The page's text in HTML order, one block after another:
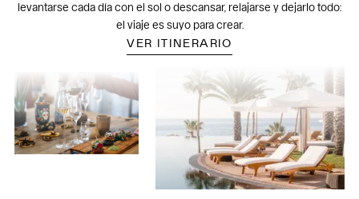
levantarse cada día con el sol o descansar, relajarse y dejarlo todo:
el viaje es suyo para crear.
VER ITINERARIO